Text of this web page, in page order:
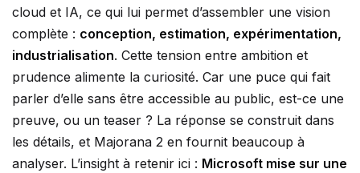
cloud et IA, ce qui lui permet d’assembler une vision
complète : conception, estimation, expérimentation,
industrialisation. Cette tension entre ambition et
prudence alimente la curiosité. Car une puce qui fait
parler d’elle sans être accessible au public, est-ce une
preuve, ou un teaser ? La réponse se construit dans
les détails, et Majorana 2 en fournit beaucoup à
analyser. L’insight à retenir ici : Microsoft mise sur une